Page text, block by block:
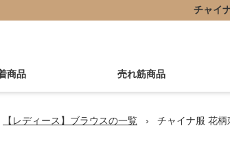
チャイ
商品 売れ筋商品
【レディース】ブラウスの一覧 › チャイナ服 花